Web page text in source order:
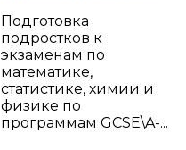
Подготовка
подростков к
экзаменам по
математике,
статистике, химии и
физике по
программам GCSE\A-...